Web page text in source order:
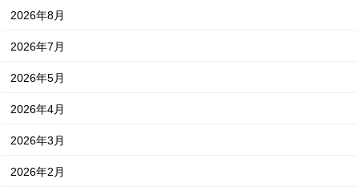
2026年8月
2026年7月
2026年5月
2026年4月
2026年3月
2026年2月